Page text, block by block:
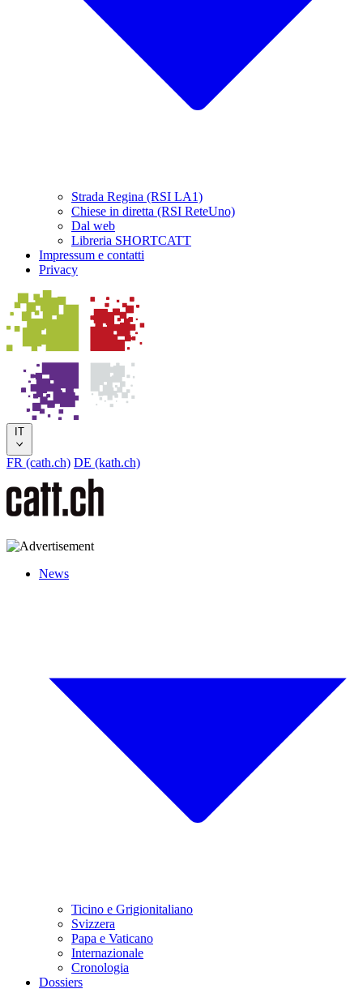
Strada Regina (RSI LA1)
Chiese in diretta (RSI ReteUno)
Dal web
Libreria SHORTCATT
Impressum e contatti
Privacy
IT
FR (cath.ch) DE (kath.ch)
News
Ticino e Grigionitaliano
Svizzera
Papa e Vaticano
Internazionale
Cronologia
Dossiers